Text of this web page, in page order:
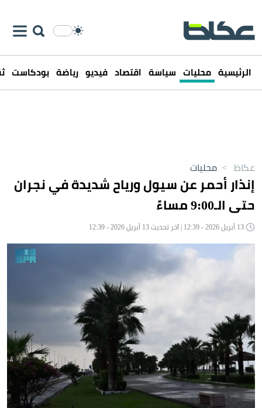
الرئيسية محليات سياسة اقتصاد فيديو رياضة بودكاست
عكاظ > محليات
إنذار أحمر عن سيول ورياح شديدة في نجران
حتى الـ9:00 مساءً